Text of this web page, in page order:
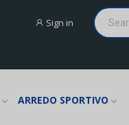
Sign in
ARREDO SPORTIVO